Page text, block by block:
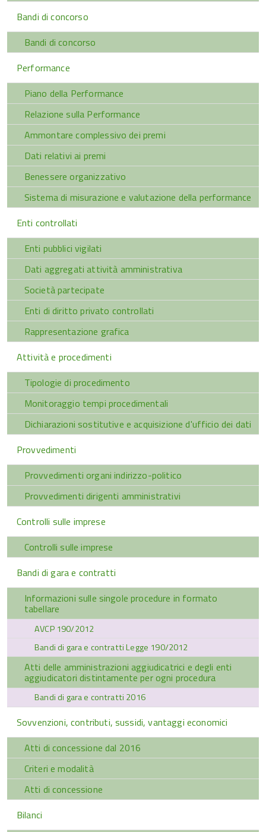
Bandi di concorso
Bandi di concorso
Performance
Piano della Performance
Relazione sulla Performance
Ammontare complessivo dei premi
Dati relativi ai premi
Benessere organizzativo
Sistema di misurazione e valutazione della performance
Enti controllati
Enti pubblici vigilati
Dati aggregati attività amministrativa
Società partecipate
Enti di diritto privato controllati
Rappresentazione grafica
Attività e procedimenti
Tipologie di procedimento
Monitoraggio tempi procedimentali
Dichiarazioni sostitutive e acquisizione d'ufficio dei dati
Provvedimenti
Provvedimenti organi indirizzo-politico
Provvedimenti dirigenti amministrativi
Controlli sulle imprese
Controlli sulle imprese
Bandi di gara e contratti
Informazioni sulle singole procedure in formato
tabellare
AVCP 190/2012
Bandi di gara e contratti Legge 190/2012
Atti delle amministrazioni aggiudicatrici e degli enti
aggiudicatori distintamente per ogni procedura
Bandi di gara e contratti 2016
Sovvenzioni, contributi, sussidi, vantaggi economici
Atti di concessione dal 2016
Criteri e modalità
Atti di concessione
Bilanci